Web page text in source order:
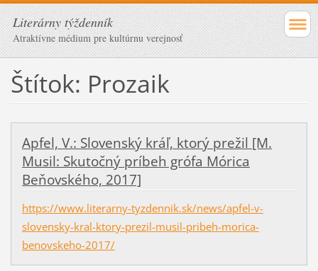
Literárny týždenník
Atraktívne médium pre kultúrnu verejnosť
Štítok: Prozaik
Apfel, V.: Slovenský kráľ, ktorý prežil [M.
Musil: Skutočný príbeh grófa Mórica
Beňovského, 2017]
https://www.literarny-tyzdennik.sk/news/apfel-v-
slovensky-kral-ktory-prezil-musil-pribeh-morica-
benovskeho-2017/